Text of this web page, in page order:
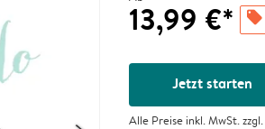
13,99 €* offers
Jetzt starten
Alle Preise inkl. MwSt. zzgl.